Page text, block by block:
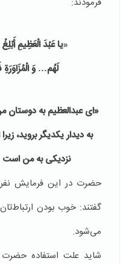
«یا عَبْدَ الْعَظِیمِ
لَهُم‏… وَ
«ای عبدالعظیم به دوستان
به دیدار یکدیگر بروید،
نزدیکی به من
حضرت در این فرمایش‌
گفتند: خوب بودن
می‌شود.
شاید علت استفاده حضرت